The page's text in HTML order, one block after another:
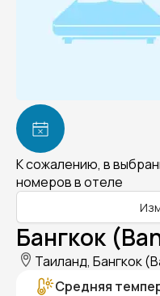
К сожалению, в
номеров в отеле
Бангкок
Таиланд, Бангкок
Средняя